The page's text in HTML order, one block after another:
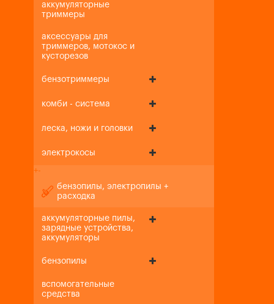
аккумуляторные
триммеры
аксессуары для
триммеров, мотокос и
кусторезов
бензотриммеры
комби - система
леска, ножи и головки
электрокосы
+-
бензопилы, электропилы +
расходка
аккумуляторные пилы,
зарядные устройства,
аккумуляторы
бензопилы
вспомогательные
средства